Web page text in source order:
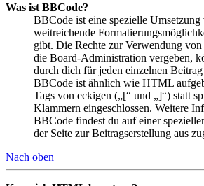
Was ist BBCode?
BBCode ist eine spezielle
weitreichende
gibt. Die Rechte zur Verwendung
die Board-Administration vergeben,
durch dich für jeden einzelnen
BBCode ist ähnlich wie HTML
Tags von eckigen („[“ und „]“) statt
Klammern eingeschlossen. Weitere
BBCode findest du auf einer
der Seite zur Beitragserstellung aus
Nach oben